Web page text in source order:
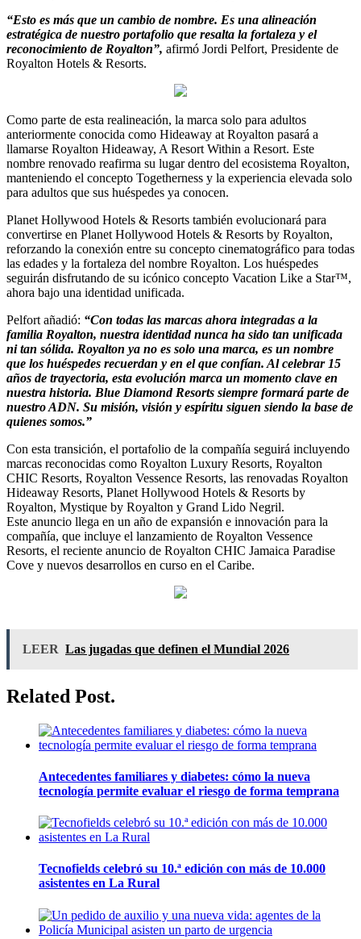
“Esto es más que un cambio de nombre. Es una alineación
estratégica de nuestro portafolio que resalta la fortaleza y el
reconocimiento de Royalton”, afirmó Jordi Pelfort, Presidente de
Royalton Hotels & Resorts.
Como parte de esta realineación, la marca solo para adultos
anteriormente conocida como Hideaway at Royalton pasará a
llamarse Royalton Hideaway, A Resort Within a Resort. Este
nombre renovado reafirma su lugar dentro del ecosistema Royalton,
manteniendo el concepto Togetherness y la experiencia elevada solo
para adultos que sus huéspedes ya conocen.
Planet Hollywood Hotels & Resorts también evolucionará para
convertirse en Planet Hollywood Hotels & Resorts by Royalton,
reforzando la conexión entre su concepto cinematográfico para todas
las edades y la fortaleza del nombre Royalton. Los huéspedes
seguirán disfrutando de su icónico concepto Vacation Like a Star™,
ahora bajo una identidad unificada.
Pelfort añadió: “Con todas las marcas ahora integradas a la
familia Royalton, nuestra identidad nunca ha sido tan unificada
ni tan sólida. Royalton ya no es solo una marca, es un nombre
que los huéspedes recuerdan y en el que confían. Al celebrar 15
años de trayectoria, esta evolución marca un momento clave en
nuestra historia. Blue Diamond Resorts siempre formará parte de
nuestro ADN. Su misión, visión y espíritu siguen siendo la base de
quienes somos.”
Con esta transición, el portafolio de la compañía seguirá incluyendo
marcas reconocidas como Royalton Luxury Resorts, Royalton
CHIC Resorts, Royalton Vessence Resorts, las renovadas Royalton
Hideaway Resorts, Planet Hollywood Hotels & Resorts by
Royalton, Mystique by Royalton y Grand Lido Negril.
Este anuncio llega en un año de expansión e innovación para la
compañía, que incluye el lanzamiento de Royalton Vessence
Resorts, el reciente anuncio de Royalton CHIC Jamaica Paradise
Cove y nuevos desarrollos en curso en el Caribe.
LEER Las jugadas que definen el Mundial 2026
Related Post.
Antecedentes familiares y diabetes: cómo la nueva
tecnología permite evaluar el riesgo de forma temprana
Tecnofields celebró su 10.ª edición con más de 10.000
asistentes en La Rural